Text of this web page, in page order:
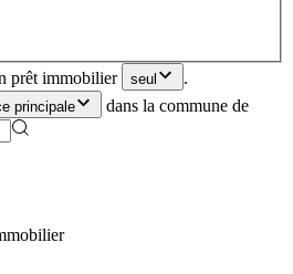
prêt immobilier seul
.
principale dans la commune de